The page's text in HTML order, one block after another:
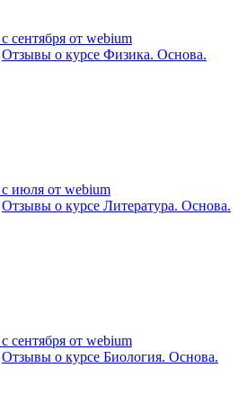
сентября от webium
Отзывы о курсе Физика. Основа.
июля от webium
Отзывы о курсе Литература. Основа.
сентября от webium
Отзывы о курсе Биология. Основа.